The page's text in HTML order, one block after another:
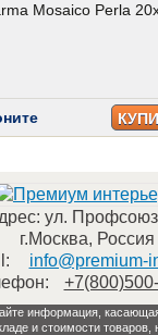
Mosaico Perla
ул.
г.Москва, Россия
info@premium-
информация,
и стоимости